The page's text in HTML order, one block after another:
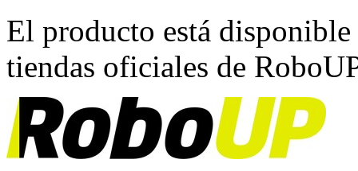
El producto está
tiendas oficiales de